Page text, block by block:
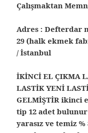
Çalışmaktan
Adres : Defterdar
29 (halk ekmek
/ İstanbul
İKİNCİ EL ÇIKMA
LASTİK YENİ
GELMİŞTİR ikinci
tip 12 adet
yarasız ve temiz